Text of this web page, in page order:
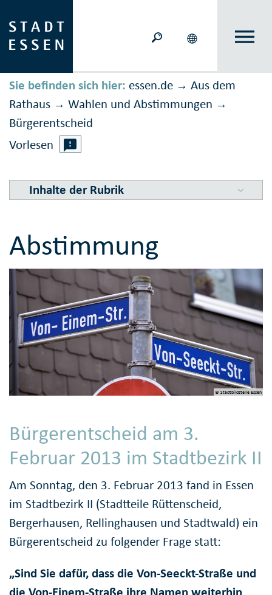
Sie befinden sich hier: essen.de → Aus dem
Rathaus → Wahlen und Ab­stimmungen →
Bürger­entscheid
Vorlesen
Inhalte der Rubrik
Abstimmung
© Stadtbildstelle Essen
Bürgerentscheid am 3.
Februar 2013 im Stadtbezirk II
Am Sonntag, den 3. Februar 2013 fand in Essen
im Stadtbezirk II (Stadtteile Rüttenscheid,
Bergerhausen, Rellinghausen und Stadtwald) ein
Bürgerentscheid zu folgender Frage statt:
„Sind Sie dafür, dass die Von-Seeckt-Straße und